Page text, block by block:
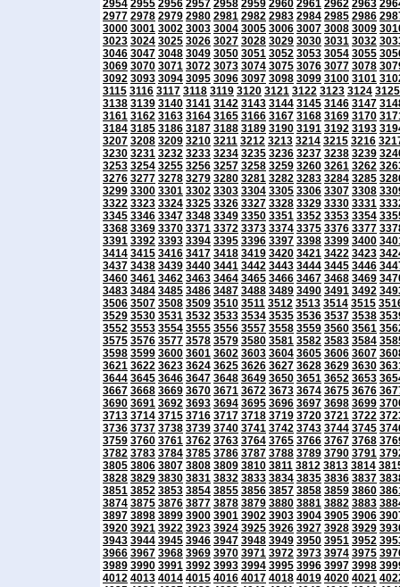
2954 2955 2956 2957 2958 2959 2960 2961 2962 2963
2977 2978 2979 2980 2981 2982 2983 2984 2985 2986
3000 3001 3002 3003 3004 3005 3006 3007 3008 3009
3023 3024 3025 3026 3027 3028 3029 3030 3031 3032
3046 3047 3048 3049 3050 3051 3052 3053 3054 3055
3069 3070 3071 3072 3073 3074 3075 3076 3077 3078
3092 3093 3094 3095 3096 3097 3098 3099 3100 3101
3115 3116 3117 3118 3119 3120 3121 3122 3123 3124 3125
3138 3139 3140 3141 3142 3143 3144 3145 3146 3147
3161 3162 3163 3164 3165 3166 3167 3168 3169 3170
3184 3185 3186 3187 3188 3189 3190 3191 3192 3193
3207 3208 3209 3210 3211 3212 3213 3214 3215 3216
3230 3231 3232 3233 3234 3235 3236 3237 3238 3239
3253 3254 3255 3256 3257 3258 3259 3260 3261 3262
3276 3277 3278 3279 3280 3281 3282 3283 3284 3285
3299 3300 3301 3302 3303 3304 3305 3306 3307 3308
3322 3323 3324 3325 3326 3327 3328 3329 3330 3331
3345 3346 3347 3348 3349 3350 3351 3352 3353 3354
3368 3369 3370 3371 3372 3373 3374 3375 3376 3377
3391 3392 3393 3394 3395 3396 3397 3398 3399 3400
3414 3415 3416 3417 3418 3419 3420 3421 3422 3423
3437 3438 3439 3440 3441 3442 3443 3444 3445 3446
3460 3461 3462 3463 3464 3465 3466 3467 3468 3469
3483 3484 3485 3486 3487 3488 3489 3490 3491 3492
3506 3507 3508 3509 3510 3511 3512 3513 3514 3515
3529 3530 3531 3532 3533 3534 3535 3536 3537 3538
3552 3553 3554 3555 3556 3557 3558 3559 3560 3561
3575 3576 3577 3578 3579 3580 3581 3582 3583 3584
3598 3599 3600 3601 3602 3603 3604 3605 3606 3607
3621 3622 3623 3624 3625 3626 3627 3628 3629 3630
3644 3645 3646 3647 3648 3649 3650 3651 3652 3653
3667 3668 3669 3670 3671 3672 3673 3674 3675 3676
3690 3691 3692 3693 3694 3695 3696 3697 3698 3699
3713 3714 3715 3716 3717 3718 3719 3720 3721 3722
3736 3737 3738 3739 3740 3741 3742 3743 3744 3745
3759 3760 3761 3762 3763 3764 3765 3766 3767 3768
3782 3783 3784 3785 3786 3787 3788 3789 3790 3791
3805 3806 3807 3808 3809 3810 3811 3812 3813 3814
3828 3829 3830 3831 3832 3833 3834 3835 3836 3837
3851 3852 3853 3854 3855 3856 3857 3858 3859 3860
3874 3875 3876 3877 3878 3879 3880 3881 3882 3883
3897 3898 3899 3900 3901 3902 3903 3904 3905 3906
3920 3921 3922 3923 3924 3925 3926 3927 3928 3929
3943 3944 3945 3946 3947 3948 3949 3950 3951 3952
3966 3967 3968 3969 3970 3971 3972 3973 3974 3975
3989 3990 3991 3992 3993 3994 3995 3996 3997 3998
4012 4013 4014 4015 4016 4017 4018 4019 4020 4021